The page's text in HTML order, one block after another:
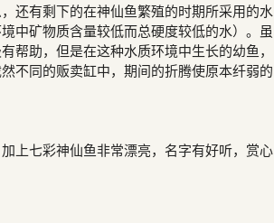
还有剩下的在神仙鱼繁殖的时期所采用的水
中矿物质含量较低而总硬度较低的水）。虽
帮助，但是在这种水质环境中生长的幼鱼，
不同的贩卖缸中，期间的折腾使原本纤弱的
上七彩神仙鱼非常漂亮，名字有好听，赏心